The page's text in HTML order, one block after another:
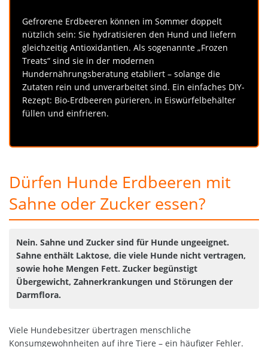
Gefrorene Erdbeeren können im Sommer doppelt
nützlich sein: Sie hydratisieren den Hund und liefern
gleichzeitig Antioxidantien. Als sogenannte „Frozen
Treats“ sind sie in der modernen
Hundernährungsberatung etabliert – solange die
Zutaten rein und unverarbeitet sind. Ein einfaches DIY-
Rezept: Bio-Erdbeeren pürieren, in Eiswürfelbehälter
füllen und einfrieren.
Dürfen Hunde Erdbeeren mit
Sahne oder Zucker essen?
Nein. Sahne und Zucker sind für Hunde ungeeignet.
Sahne enthält Laktose, die viele Hunde nicht vertragen,
sowie hohe Mengen Fett. Zucker begünstigt
Übergewicht, Zahnerkrankungen und Störungen der
Darmflora.
Viele Hundebesitzer übertragen menschliche
Konsumgewohnheiten auf ihre Tiere – ein häufiger Fehler.